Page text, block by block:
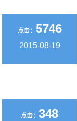
点击： 5746
2015-08-19
点击：348